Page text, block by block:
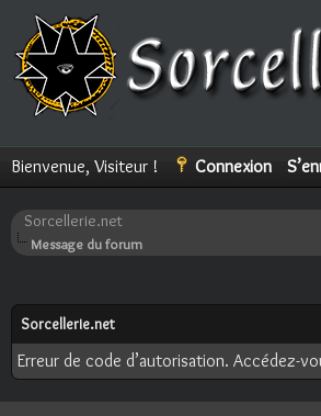
Bienvenue, Visiteur ! Connexion
Sorcellerie.net
Message du forum
Sorcellerie.net
Erreur de code d’autorisation. Accédez-